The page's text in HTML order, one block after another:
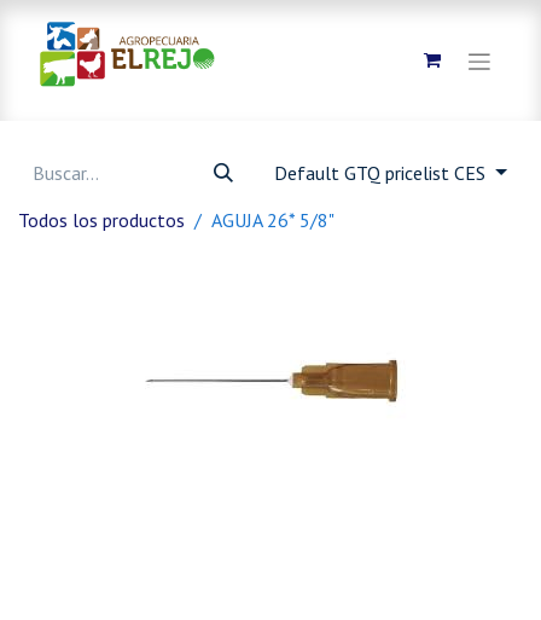
Default GTQ pricelist CES
Todos los productos
AGUJA 26* 5/8"